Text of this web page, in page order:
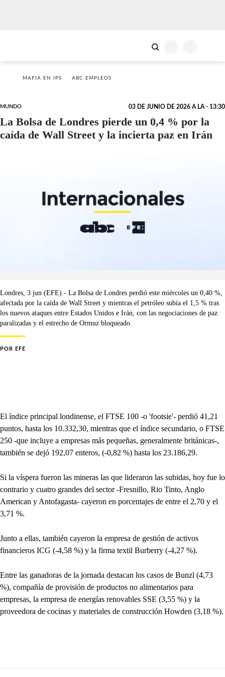
MAFIA EN IPS ABC EMPLEOS
MUNDO 03 DE JUNIO DE 2026 A LA - 13:30
La Bolsa de Londres pierde un 0,4 % por la
caída de Wall Street y la incierta paz en Irán
Londres, 3 jun (EFE).- La Bolsa de Londres perdió este miércoles un 0,40 %,
afectada por la caída de Wall Street y mientras el petróleo subía el 1,5 % tras
los nuevos ataques entre Estados Unidos e Irán, con las negociaciones de paz
paralizadas y el estrecho de Ormuz bloqueado.
POR EFE
El índice principal londinense, el FTSE 100 -o 'footsie'- perdió 41,21
puntos, hasta los 10.332,30, mientras que el índice secundario, o FTSE
250 -que incluye a empresas más pequeñas, generalmente británicas-,
también se dejó 192,07 enteros, (-0,82 %) hasta los 23.186,29.
Si la víspera fueron las mineras las que lideraron las subidas, hoy fue lo
contrario y cuatro grandes del sector -Fresnillo, Rio Tinto, Anglo
American y Antofagasta- cayeron en porcentajes de entre el 2,70 y el
3,71 %.
Junto a ellas, también cayeron la empresa de gestión de activos
financieros ICG (-4,58 %) y la firma textil Burberry (-4,27 %).
Entre las ganadoras de la jornada destacan los casos de Bunzl (4,73
%), compañía de provisión de productos no alimentarios para
empresas, la empresa de energías renovables SSE (3,55 %) y la
proveedora de cocinas y materiales de construcción Howden (3,18 %).